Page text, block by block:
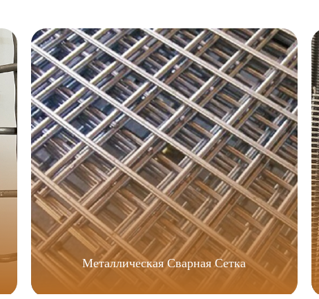
Металлическая Сварная Сетка